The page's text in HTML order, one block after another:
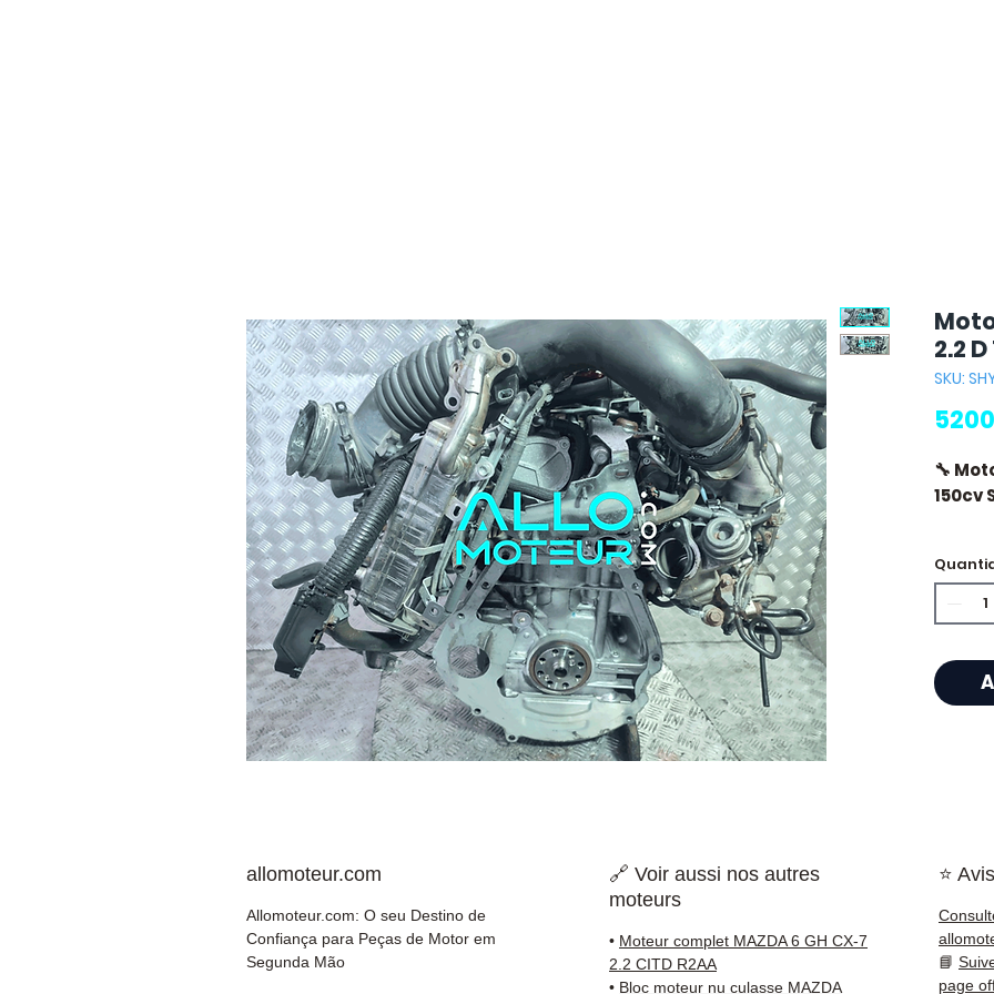
2.2
SKU:
🔧
150cv
⭐
antes
✅
✅
allomoteur.com
Allomoteur.com: O seu Destino de
Confiança para Peças de Motor em
Segunda Mão
🔗 Voir aussi nos autres
moteurs
• Moteur complet MAZDA 6 GH CX-7
2.2 CITD R2AA
• Bloc moteur nu culasse MAZDA
⭐
📘
page